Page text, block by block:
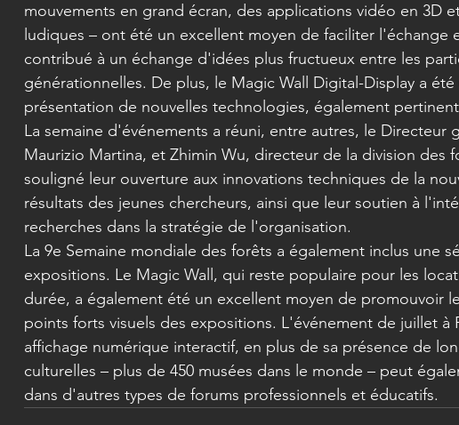
mouvements en grand écran, des applications vidéo en 3D
ludiques – ont été un excellent moyen de faciliter l'échange
contribué à un échange d'idées plus fructueux entre les
générationnelles. De plus, le Magic Wall Digital-Display a
présentation de nouvelles technologies, également
La semaine d'événements a réuni, entre autres, le Directeur
Maurizio Martina, et Zhimin Wu, directeur de la division des
souligné leur ouverture aux innovations techniques de la
résultats des jeunes chercheurs, ainsi que leur soutien à
recherches dans la stratégie de l'organisation.
La 9e Semaine mondiale des forêts a également inclus une
expositions. Le Magic Wall, qui reste populaire pour les
durée, a également été un excellent moyen de promouvoir
points forts visuels des expositions. L'événement de juillet à
affichage numérique interactif, en plus de sa présence de
culturelles – plus de 450 musées dans le monde – peut
dans d'autres types de forums professionnels et éducatifs.